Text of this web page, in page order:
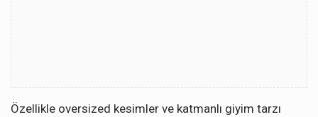
Özellikle oversized kesimler ve katmanlı giyim tarzı